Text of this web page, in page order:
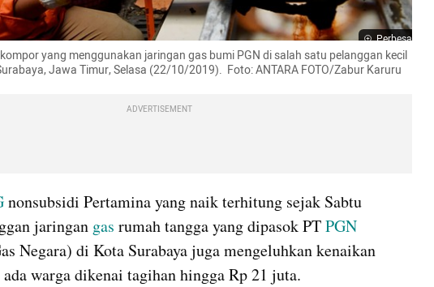
Perbesar
yang menggunakan jaringan gas bumi PGN di salah satu pelanggan kecil
Jawa Timur, Selasa (22/10/2019).  Foto: ANTARA FOTO/Zabur Karuru
ADVERTISEMENT
nonsubsidi Pertamina yang naik terhitung sejak Sabtu
jaringan gas rumah tangga yang dipasok PT PGN
Negara) di Kota Surabaya juga mengeluhkan kenaikan
warga dikenai tagihan hingga Rp 21 juta.